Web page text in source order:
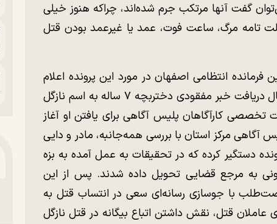
گفت آنها مرتکب جرم شده‌اند، چراکه هنوز خیلی
مرگ، ساعت فوت، عمد یا غیرعمد بودن قتل
انتظامی اصفهان در مورد این پرونده اعلام
کرد: «اواسط اسفند ماه سال گذشته به دنبال دریافت خبر مفقودی دختربچه ۷ ساله به اسم نازگل
تخصصی کارآگاهان پلیس آگاهی برای یافتن او آغاز
مرکز استان با بررسی همه‌جانبه، مادر و دایی
اصلی این پرونده دستگیر کرده که در تحقیقات به عمل آمده به بزه
به مرجع قضایی تحویل داده شدند. پس از این
با جوسازی رسانه‌ای سعی در انتساب قتل به
عاملان قتل، نقش داشتن اتباع بیگانه در قتل نازگل